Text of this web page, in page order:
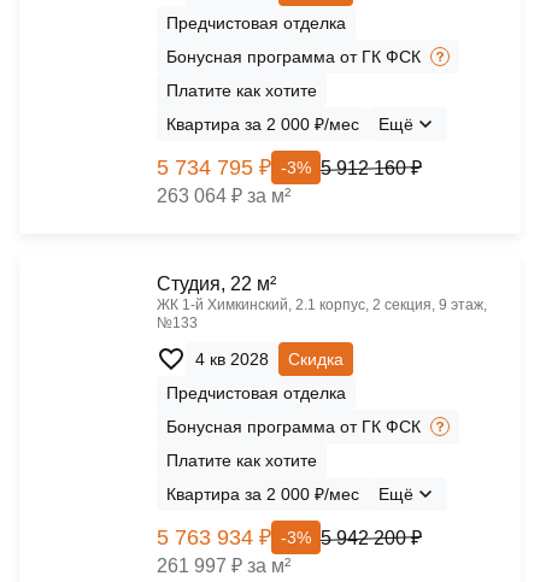
Предчистовая отделка
Бонусная программа от ГК ФСК
Платите как хотите
Квартира за 2 000 ₽/мес
Ещё
5 734 795 ₽ -3% 5 912 160 ₽
263 064 ₽ за м²
Cтудия, 22 м²
ЖК 1‑й Химкинский, 2.1 корпус, 2 секция, 9 этаж,
№133
4 кв 2028
Скидка
Предчистовая отделка
Бонусная программа от ГК ФСК
Платите как хотите
Квартира за 2 000 ₽/мес
Ещё
5 763 934 ₽ -3% 5 942 200 ₽
261 997 ₽ за м²